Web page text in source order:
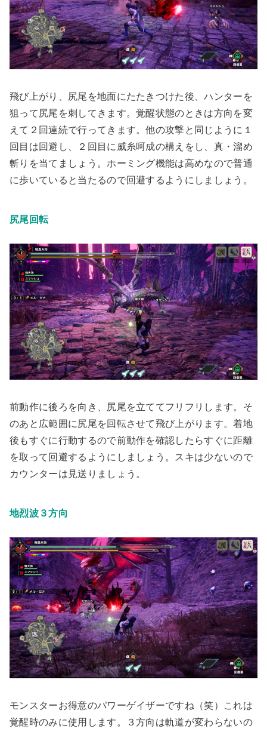
飛び上がり、尻尾を地面にたたきつけた後、ハンターを
狙って尻尾を刺してきます。覚醒状態のときは方向を変
えて２回連続で行ってきます。他の攻撃と同じように１
回目は回避し、２回目に威糸呵成の構えをし、真・溜め
斬りを当てましょう。ホーミング機能は高めなので普通
に歩いていると当たるので回避するようにしましょう。
尻尾回転
前動作に後ろを向き、尻尾を立ててフリフリします。そ
のあと広範囲に尻尾を回転させて飛び上がります。着地
後もすぐに行動するので前動作を確認したらすぐに距離
を取って回避するようにしましょう。 スキは少ないので
カウンターは見送りましょう 。
地烈波３方向
モンスターお得意のパワーゲイザーですね（笑）これは
覚醒時のみに使用します。３方向は軌道が変わらないの